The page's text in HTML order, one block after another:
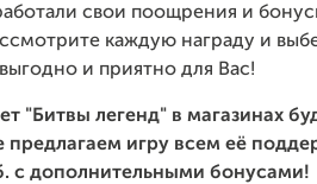
свои поощрения и
каждую награду и
и приятно для Вас!
"Битвы легенд" в магазинах
игру всем её
с дополнительными бонусами!